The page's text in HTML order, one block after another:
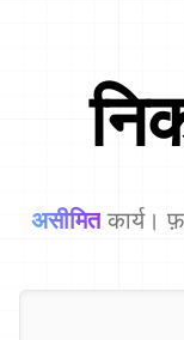
असीमित कार्य।